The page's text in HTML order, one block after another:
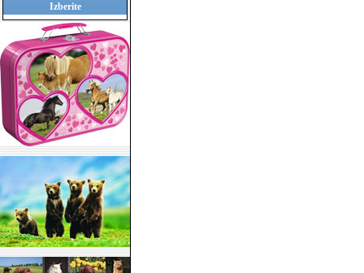
Izberite